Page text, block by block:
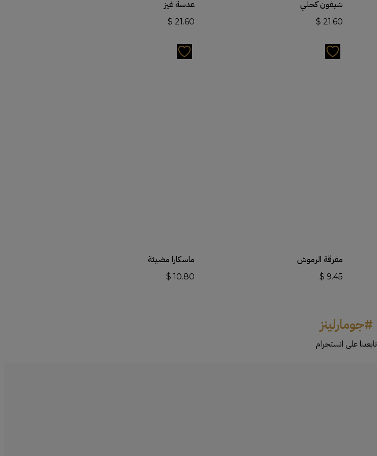
شيفون كحلي
$ 21.60
عدسة غيز
$ 21.60
مفرقة الرموش
$ 9.45
ماسكارا مضيئة
$ 10.80
#جومارلينز
تابعينا على انستجرام